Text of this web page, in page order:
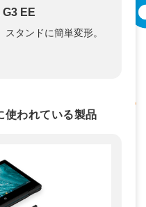
EE
タンドに簡単変形。
使われている製品